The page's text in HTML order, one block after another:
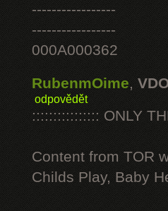
-----------------
-----------------
000A000362
RubenmOime,
odpovědět
:::::::::::::::: ONLY
Content from TOR
Childs Play, Baby